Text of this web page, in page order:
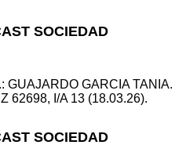
SOCIEDAD
GUAJARDO GARCIA TANIA.
62698, I/A 13 (18.03.26).
SOCIEDAD